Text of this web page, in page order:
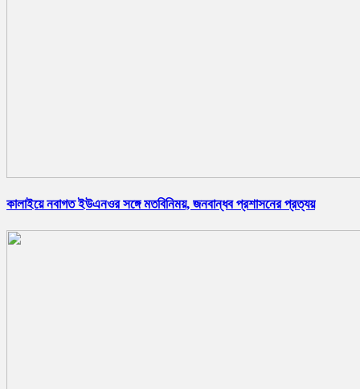
কালাইয়ে নবাগত ইউএনওর সঙ্গে মতবিনিময়, জনবান্ধব প্রশাসনের প্রত্যয়